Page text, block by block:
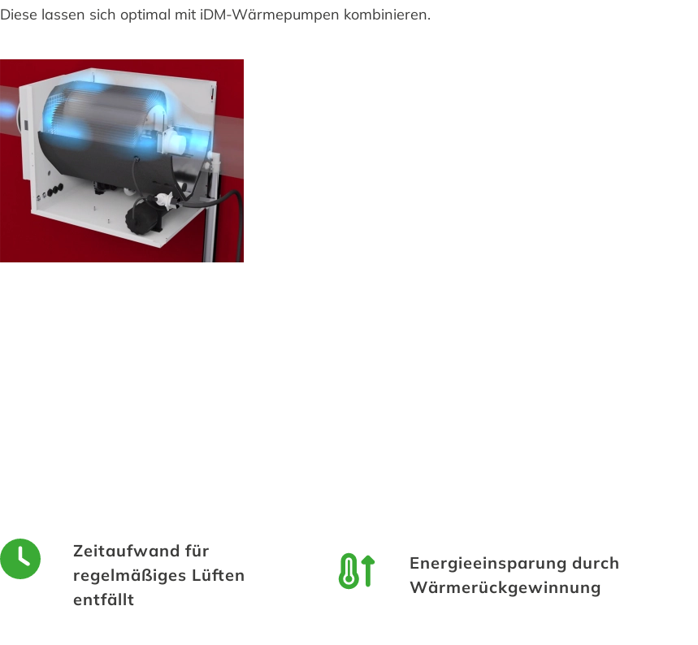
Diese lassen sich optimal mit iDM-Wärmepumpen kombinieren.
Zeitaufwand für
regelmäßiges Lüften
entfällt
Energieeinsparung durch
Wärmerückgewinnung